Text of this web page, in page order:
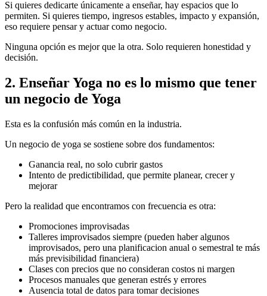
Si quieres dedicarte únicamente a enseñar, hay espacios que lo
permiten. Si quieres tiempo, ingresos estables, impacto y expansión,
eso requiere pensar y actuar como negocio.
Ninguna opción es mejor que la otra. Solo requieren honestidad y
decisión.
2. Enseñar Yoga no es lo mismo que tener
un negocio de Yoga
Esta es la confusión más común en la industria.
Un negocio de yoga se sostiene sobre dos fundamentos:
Ganancia real, no solo cubrir gastos
Intento de predictibilidad, que permite planear, crecer y
mejorar
Pero la realidad que encontramos con frecuencia es otra:
Promociones improvisadas
Talleres improvisados siempre (pueden haber algunos
improvisados, pero una planificacion anual o semestral te más
más previsibilidad financiera)
Clases con precios que no consideran costos ni margen
Procesos manuales que generan estrés y errores
Ausencia total de datos para tomar decisiones